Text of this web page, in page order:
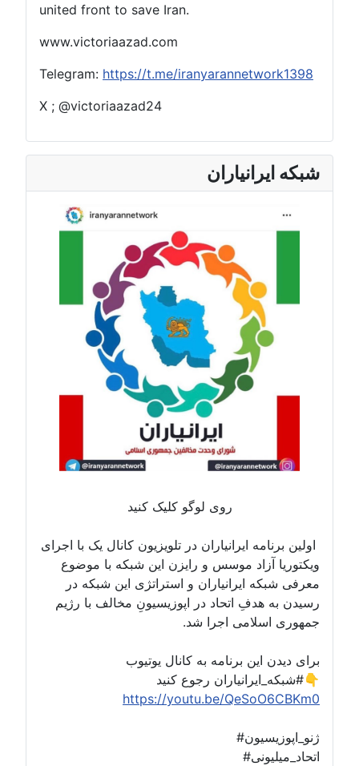
united front to save Iran.
www.victoriaazad.com
Telegram: https://t.me/iranyarannetwork1398
X ; @victoriaazad24
شبکه ایرانیاران
روی لوگو کلیک کنید
اولین برنامه ایرانیاران در تلویزیون کانال یک با اجرای
ویکتوریا آزاد موسس و رایزن این شبکه با موضوع
معرفی شبکه ایرانیاران و استراتژی این شبکه در
رسیدن به هدفِ اتحاد در اپوزیسیونِ مخالف با رژیم
جمهوری اسلامی اجرا شد.
برای دیدن این برنامه به کانال یوتیوب
#شبکه_ایرانیاران رجوع کنید👇
https://youtu.be/QeSoO6CBKm0
#ژنو_اپوزیسیون
#اتحاد_میلیونی